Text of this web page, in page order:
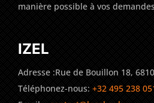
manière possible à vos
IZEL
Adresse :Rue de Bouillon 18,
Téléphonez-nous: +32 495 238